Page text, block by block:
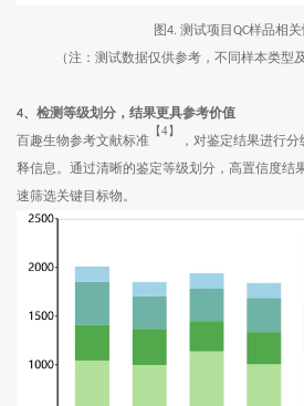
图4. 测试项目QC样品相
（注：测试数据仅供参考，不同样本类型
4、检测等级划分，结果更具参考价值
百趣生物参考文献标准
【4】
，对鉴定结果进行
释信息。通过清晰的鉴定等级划分，高置信度结
速筛选关键目标物。